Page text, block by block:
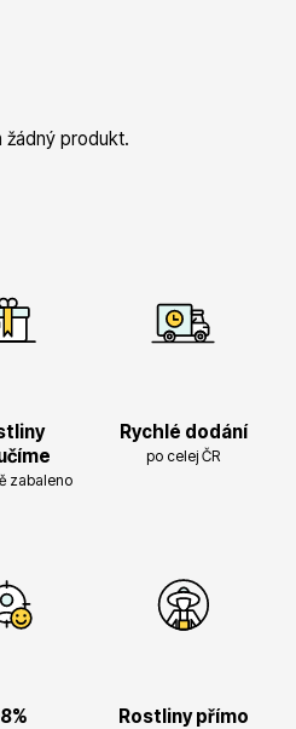
žádný produkt.
zabaleno
Rychlé dodání
po celej ČR
Rostliny přímo